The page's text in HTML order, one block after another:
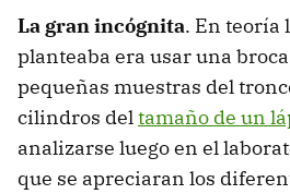
La gran incógnita. En teoría
planteaba era usar una
pequeñas muestras del
cilindros deltamaño de un
analizarse luego en el
que se apreciaran los